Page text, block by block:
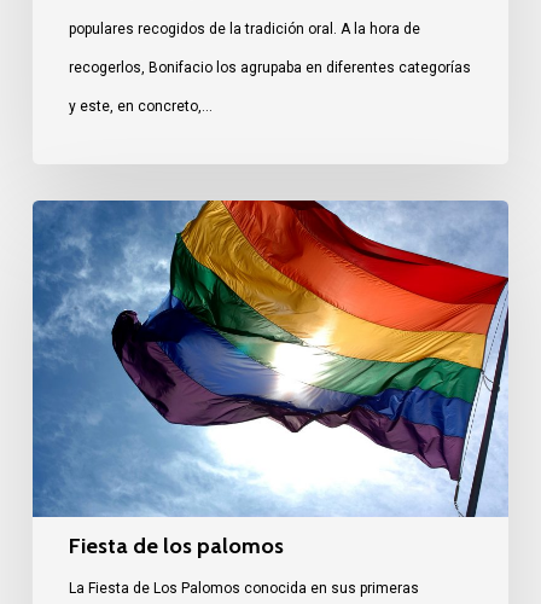
populares recogidos de la tradición oral. A la hora de
recogerlos, Bonifacio los agrupaba en diferentes categorías
y este, en concreto,…
Fiesta
de
los
palomos
Fiesta de los palomos
La Fiesta de Los Palomos conocida en sus primeras